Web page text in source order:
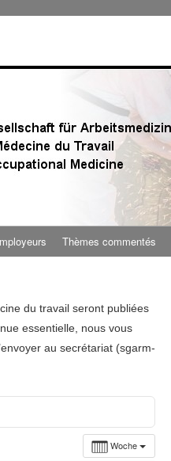
Thèmes commentés
du travail seront publiées
essentielle, nous vous
au secrétariat (sgarm-
Woche